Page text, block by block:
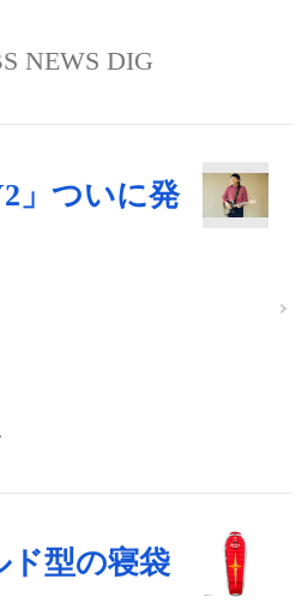
NEWS DIG
」ついに発
ド型の寝袋